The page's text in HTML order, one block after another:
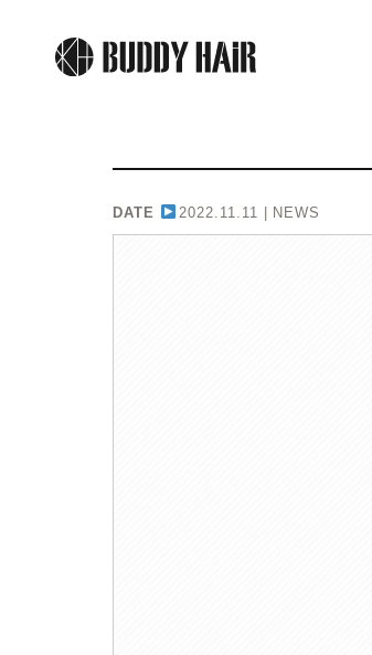
DATE 2022.11.11 | NEWS